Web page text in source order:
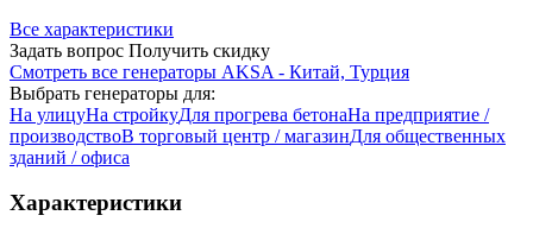
Все характеристики
Задать вопрос Получить скидку
Смотреть все генераторы AKSA - Китай, Турция
Выбрать генераторы для:
На улицуНа стройкуДля прогрева бетонаНа предприятие /
производствоВ торговый центр / магазинДля общественных
зданий / офиса
Характеристики